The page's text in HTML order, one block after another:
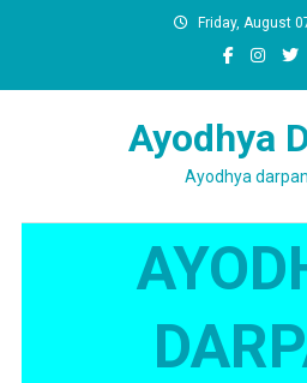
Friday, August
Ayodhya
Ayodhya